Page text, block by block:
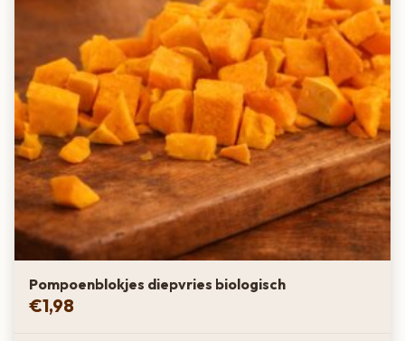
Pompoenblokjes diepvries biologisch
€1,98